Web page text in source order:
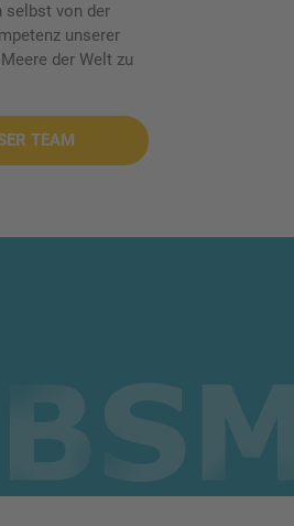
selbst von der
unserer
der Welt zu
TEAM